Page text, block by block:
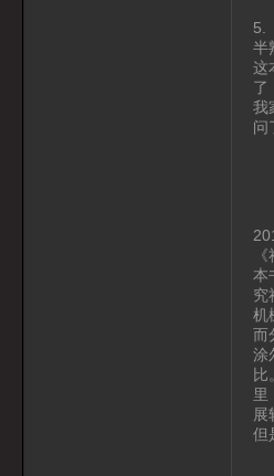
5.
半
这
了
我
问
本
究
机
而
涂
比
里
展
但